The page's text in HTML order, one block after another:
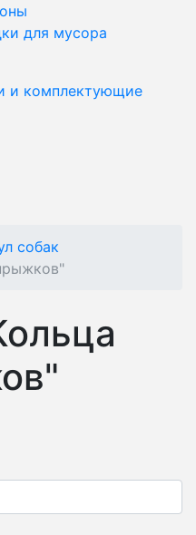
для мусора
и комплектующие
собак